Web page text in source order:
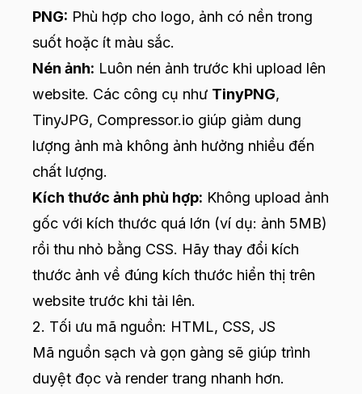
PNG: Phù hợp cho logo, ảnh có nền trong
suốt hoặc ít màu sắc.
Nén ảnh: Luôn nén ảnh trước khi upload lên
website. Các công cụ như TinyPNG,
TinyJPG, Compressor.io giúp giảm dung
lượng ảnh mà không ảnh hưởng nhiều đến
chất lượng.
Kích thước ảnh phù hợp: Không upload ảnh
gốc với kích thước quá lớn (ví dụ: ảnh 5MB)
rồi thu nhỏ bằng CSS. Hãy thay đổi kích
thước ảnh về đúng kích thước hiển thị trên
website trước khi tải lên.
2. Tối ưu mã nguồn: HTML, CSS, JS
Mã nguồn sạch và gọn gàng sẽ giúp trình
duyệt đọc và render trang nhanh hơn.